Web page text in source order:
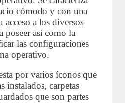
cómodo y con una
acceso a los diversos
poseer así como la
las configuraciones
operativo.
por varios íconos que
instalados, carpetas
que son partes